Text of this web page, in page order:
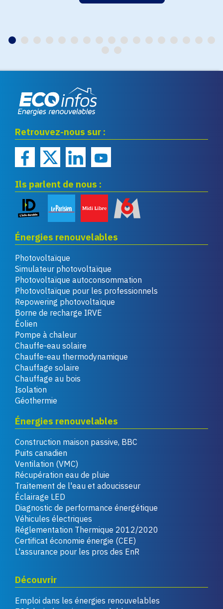
renouvelables
Retrouvez-nous sur :
Ils parlent de nous :
Énergies renouvelables
Photovoltaïque
Simulateur photovoltaïque
Photovoltaïque autoconsommation
Photovoltaïque pour les professionnels
Repowering photovoltaïque
Borne de recharge IRVE
Éolien
Pompe à chaleur
Chauffe-eau solaire
Chauffe-eau thermodynamique
Chauffage solaire
Chauffage au bois
Isolation
Géothermie
Énergies renouvelables
Construction maison passive, BBC
Puits canadien
Ventilation (VMC)
Récupération eau de pluie
Traitement de l'eau et adoucisseur
Éclairage LED
Diagnostic de performance énergétique
Véhicules électriques
Réglementation Thermique 2012/2020
Certificat économie énergie (CEE)
L'assurance pour les pros des EnR
Découvrir
Emploi dans les énergies renouvelables